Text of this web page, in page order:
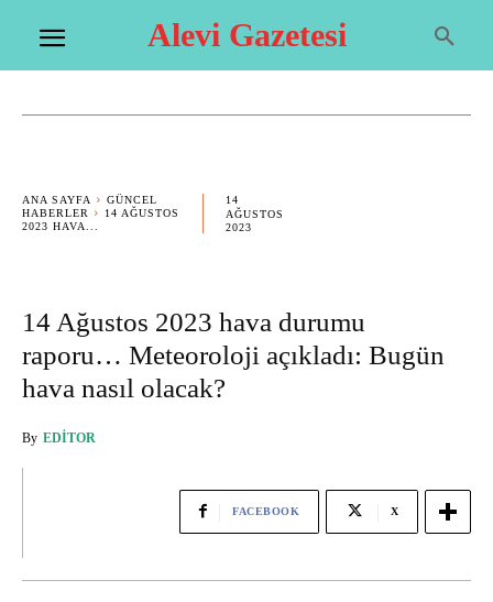
Alevi Gazetesi
ANA SAYFA
GÜNCEL
HABERLER
14 AĞUSTOS
2023 HAVA...
14
AĞUSTOS
2023
14 Ağustos 2023 hava durumu
raporu… Meteoroloji açıkladı: Bugün
hava nasıl olacak?
By EDITOR
FACEBOOK X